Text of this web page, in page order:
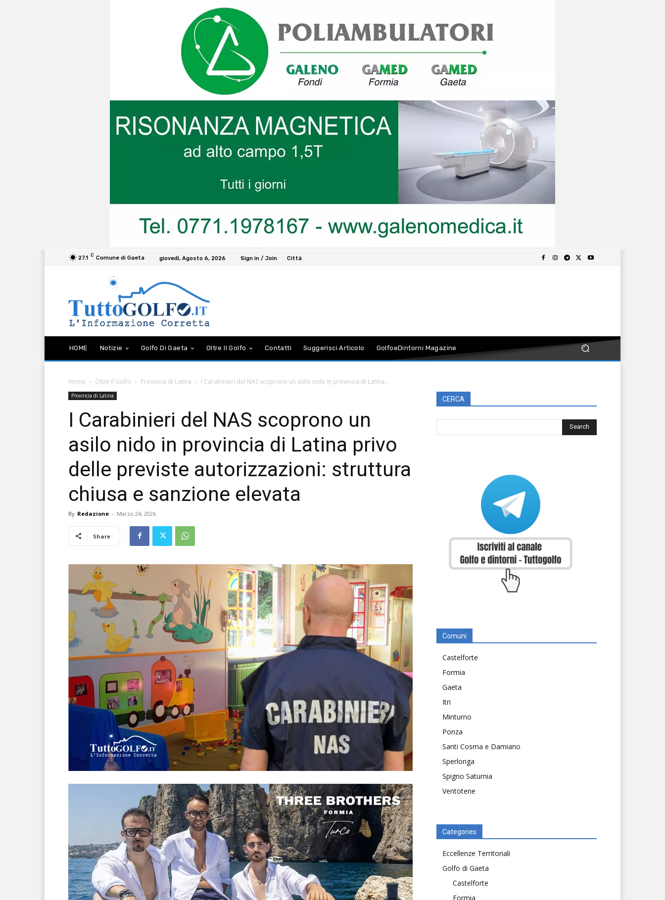
27.1 C Comune di Gaeta giovedì, Agosto 6, 2026 Sign in / Join Città
HOME Notizie Golfo Di Gaeta Oltre Il Golfo Contatti Suggerisci Articolo GolfoeDintorni Magazine
Home Oltre il Golfo Provincia di Latina I Carabinieri del NAS scoprono un asilo nido in provincia di Latina...
Provincia di Latina
I Carabinieri del NAS scoprono un
asilo nido in provincia di Latina privo
delle previste autorizzazioni: struttura
chiusa e sanzione elevata
By Redazione - Marzo 24, 2026
Share
CERCA
Comuni
Castelforte
Formia
Gaeta
Itri
Minturno
Ponza
Santi Cosma e Damiano
Sperlonga
Spigno Saturnia
Ventotene
Categories
Eccellenze Territoriali
Golfo di Gaeta
Castelforte
Formia